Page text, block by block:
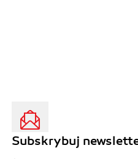
Subskrybuj